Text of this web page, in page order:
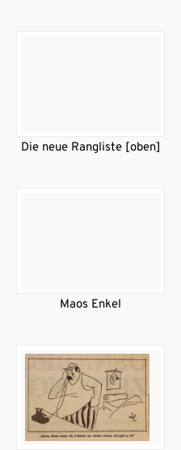
Die neue Rangliste [oben]
Maos Enkel